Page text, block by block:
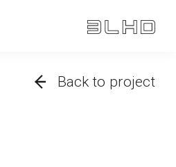
Back to project